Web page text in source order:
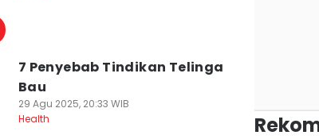
7 Penyebab Tindikan Telinga
Bau
29 Agu 2025, 20:33 WIB
Health